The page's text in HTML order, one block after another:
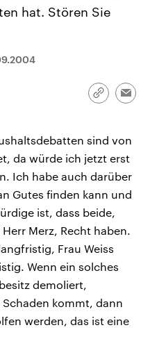
hat. Stören Sie
Link
sind von
da würde ich jetzt erst
Ich habe auch darüber
Gutes finden kann und
ist, dass beide,
Merz, Recht haben.
Frau Weiss
Wenn ein solches
demoliert,
kommt, dann
werden, das ist eine